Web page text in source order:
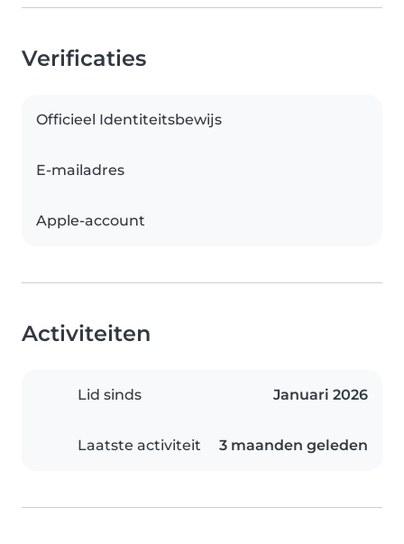
Verificaties
Officieel Identiteitsbewijs
E-mailadres
Apple-account
Activiteiten
Lid sinds Januari 2026
Laatste activiteit 3 maanden geleden